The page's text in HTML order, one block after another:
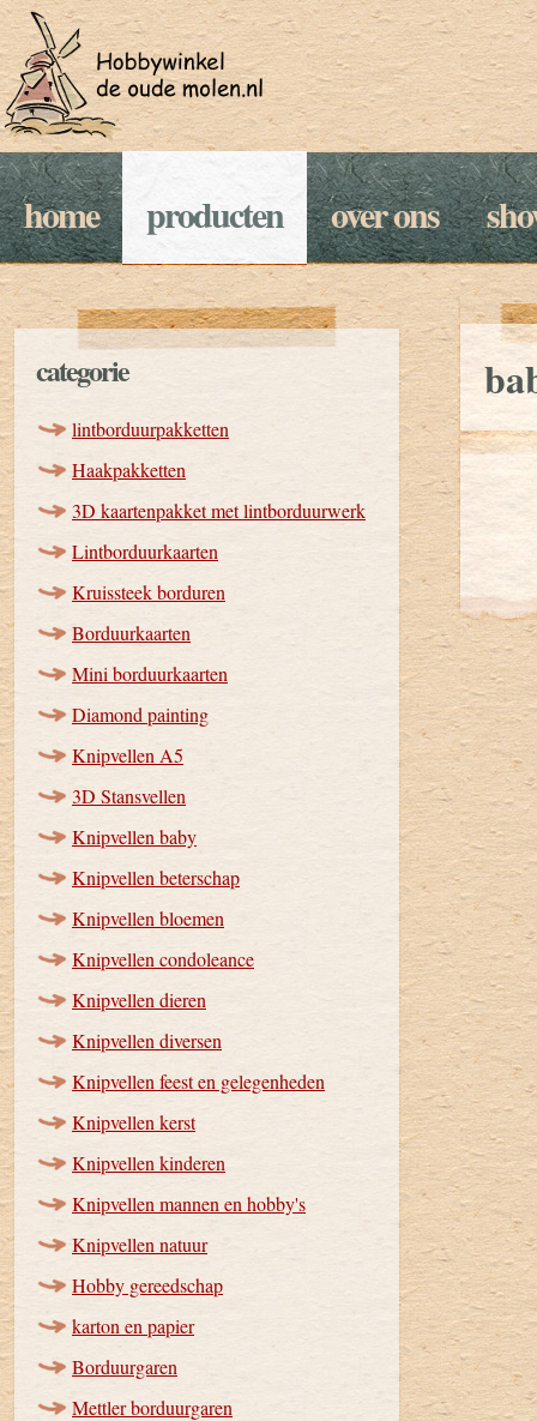
home producten over ons
categorie
lintborduurpakketten
Haakpakketten
3D kaartenpakket met lintborduurwerk
Lintborduurkaarten
Kruissteek borduren
Borduurkaarten
Mini borduurkaarten
Diamond painting
Knipvellen A5
3D Stansvellen
Knipvellen baby
Knipvellen beterschap
Knipvellen bloemen
Knipvellen condoleance
Knipvellen dieren
Knipvellen diversen
Knipvellen feest en gelegenheden
Knipvellen kerst
Knipvellen kinderen
Knipvellen mannen en hobby's
Knipvellen natuur
Hobby gereedschap
karton en papier
Borduurgaren
Mettler borduurgaren